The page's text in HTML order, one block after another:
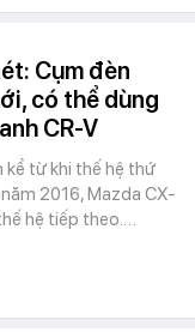
Cụm đèn
có thể dùng
CR-V
kể từ khi thế hệ thứ
2016, Mazda CX-
hệ tiếp theo.…